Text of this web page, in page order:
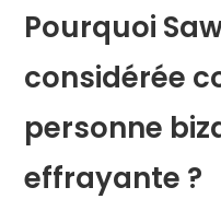
Pourquoi
considérée
personne
effrayante ?